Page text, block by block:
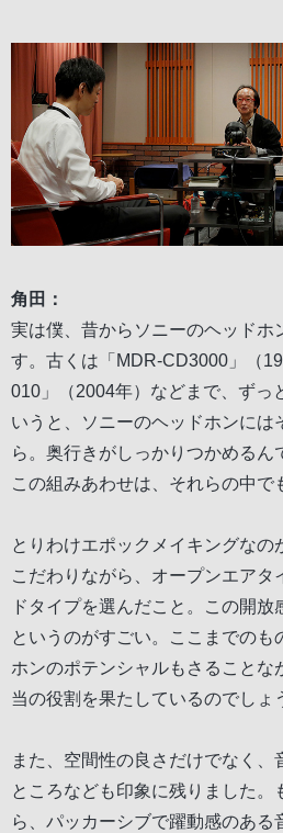
角田：
実は僕、昔からソニーのヘッドホ
す。古くは「MDR-CD3000」（
010」（2004年）などまで、ずっ
いうと、ソニーのヘッドホンには
ら。奥行きがしっかりつかめるん
この組みあわせは、それらの中で
とりわけエポックメイキングなの
こだわりながら、オープンエアタ
ドタイプを選んだこと。この開放
というのがすごい。ここまでのも
ホンのポテンシャルもさることな
当の役割を果たしているのでしょ
また、空間性の良さだけでなく、
ところなども印象に残りました。
ら、パッカーシブで躍動感のある